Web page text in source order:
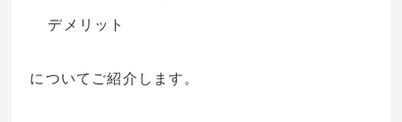
デメリット
についてご紹介します。